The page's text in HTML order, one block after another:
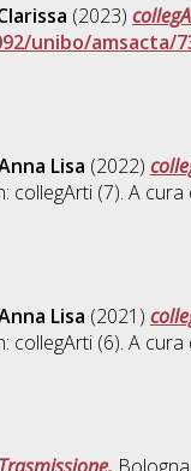
(2023)
unibo/amsacta/
Lisa (2022)
collegArti (7). A cura
Lisa (2021)
collegArti (6). A cura